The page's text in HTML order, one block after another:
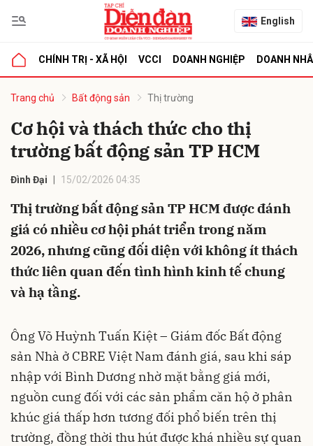
English
CHÍNH TRỊ - XÃ HỘI VCCI DOANH NGHIỆP DOANH
Trang chủ Bất động sản Thị trường
Cơ hội và thách thức cho thị
trường bất động sản TP HCM
Đình Đại 15/02/2026 04:35
Thị trường bất động sản TP HCM được đánh
giá có nhiều cơ hội phát triển trong năm
2026, nhưng cũng đối diện với không ít thách
thức liên quan đến tình hình kinh tế chung
và hạ tầng.
Ông Võ Huỳnh Tuấn Kiệt – Giám đốc Bất động
sản Nhà ở CBRE Việt Nam đánh giá, sau khi sáp
nhập với Bình Dương nhờ mặt bằng giá mới,
nguồn cung đối với các sản phẩm căn hộ ở phân
khúc giá thấp hơn tương đối phổ biến trên thị
trường, đồng thời thu hút được khá nhiều sự quan
luận
Hủy